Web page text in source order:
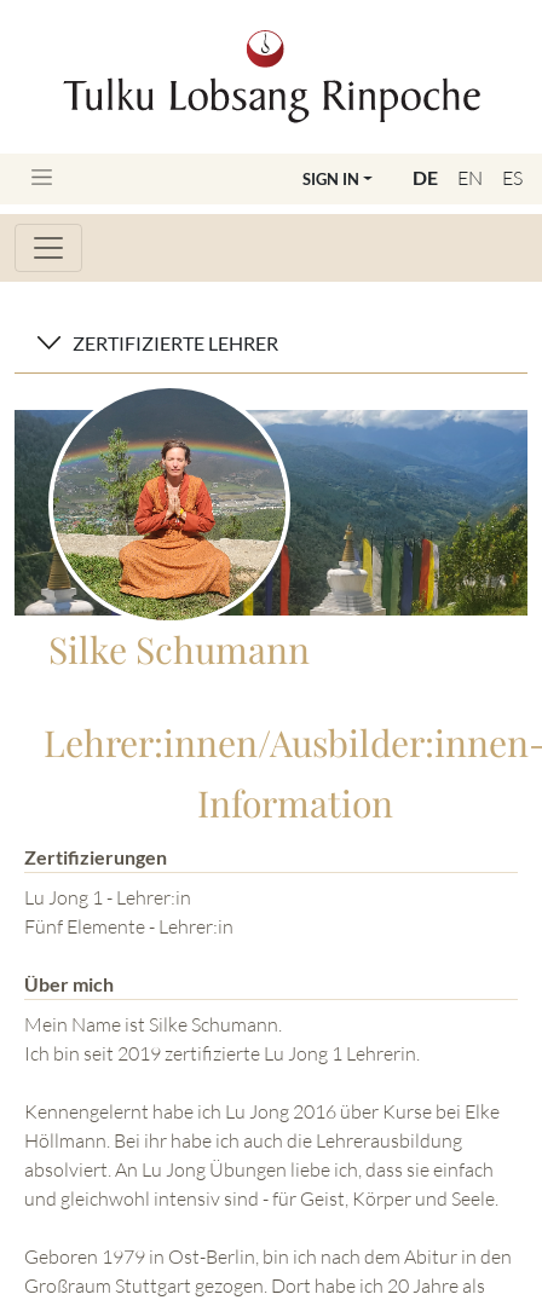
DE EN ES
SIGN IN
ZERTIFIZIERTE LEHRER
Silke Schumann
Lehrer:innen/
Information
Zertifizierungen
Lu Jong 1 - Lehrer:in
Fünf Elemente - Lehrer:in
Über mich
Mein Name ist Silke Schumann.
Ich bin seit 2019 zertifizierte Lu Jong 1 Lehrerin.
Kennengelernt habe ich Lu Jong 2016 über Kurse bei Elke
Höllmann. Bei ihr habe ich auch die Lehrerausbildung
absolviert. An Lu Jong Übungen liebe ich, dass sie einfach
und gleichwohl intensiv sind - für Geist, Körper und Seele.
Geboren 1979 in Ost-Berlin, bin ich nach dem Abitur in den
Großraum Stuttgart gezogen. Dort habe ich 20 Jahre als